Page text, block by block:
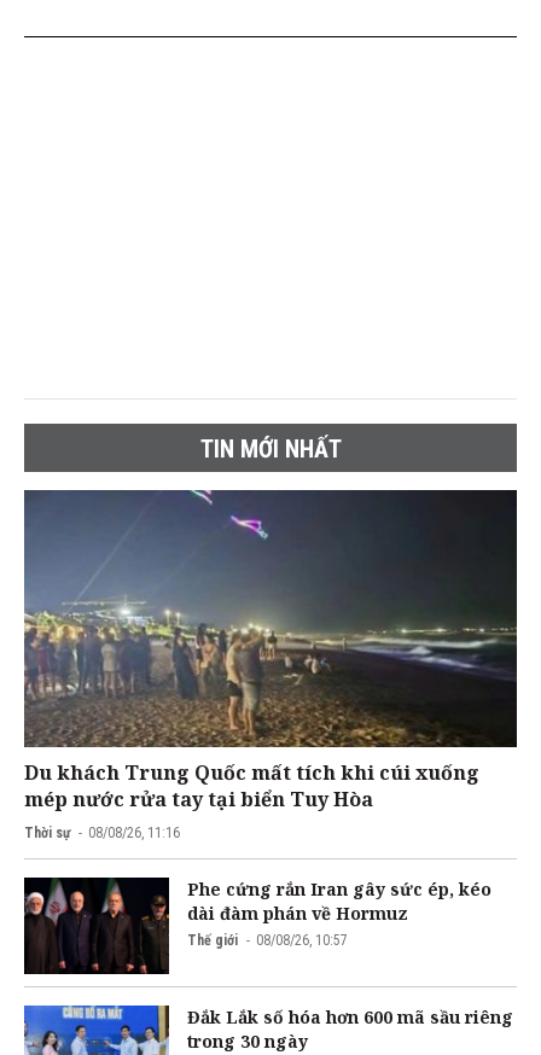
TIN MỚI NHẤT
Du khách Trung Quốc mất tích khi cúi xuống
mép nước rửa tay tại biển Tuy Hòa
Thời sự 08/08/26, 11:16
Phe cứng rắn Iran gây sức ép, kéo
dài đàm phán về Hormuz
Thế giới 08/08/26, 10:57
Đắk Lắk số hóa hơn 600 mã sầu riêng
trong 30 ngày